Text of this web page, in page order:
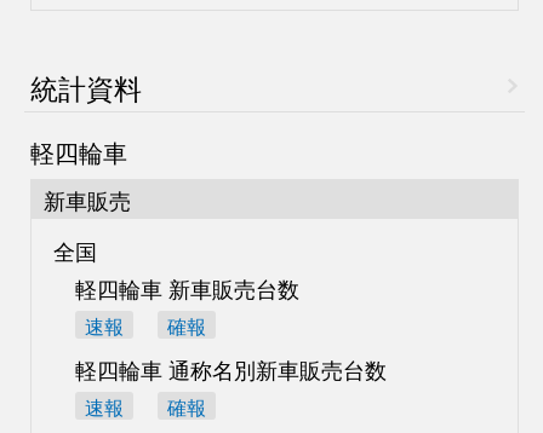
統計資料
軽四輪車
新車販売
全国
軽四輪車 新車販売台数
速報 確報
軽四輪車 通称名別新車販売台数
速報 確報